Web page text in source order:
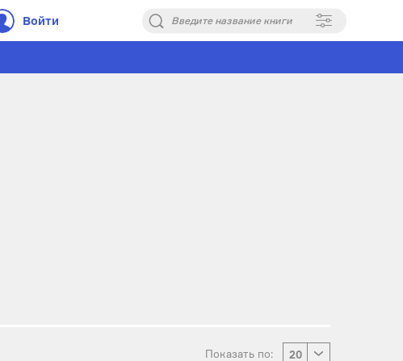
Войти Введите название книги
Показать по: 20